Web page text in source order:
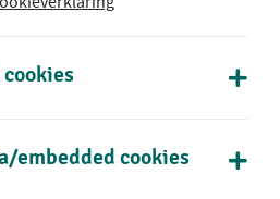
cookies
embedded cookies